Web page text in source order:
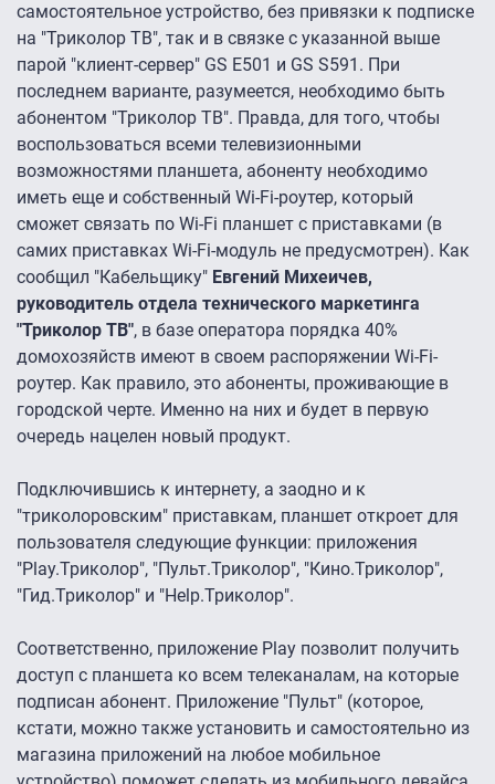
самостоятельное устройство, без привязки к подписке
на "Триколор ТВ", так и в связке с указанной выше
парой "клиент-сервер" GS E501 и GS S591. При
последнем варианте, разумеется, необходимо быть
абонентом "Триколор ТВ". Правда, для того, чтобы
воспользоваться всеми телевизионными
возможностями планшета, абоненту необходимо
иметь еще и собственный Wi-Fi-роутер, который
сможет связать по Wi-Fi планшет с приставками (в
самих приставках Wi-Fi-модуль не предусмотрен). Как
сообщил "Кабельщику" Евгений Михеичев,
руководитель отдела технического маркетинга
"Триколор ТВ", в базе оператора порядка 40%
домохозяйств имеют в своем распоряжении Wi-Fi-
роутер. Как правило, это абоненты, проживающие в
городской черте. Именно на них и будет в первую
очередь нацелен новый продукт.
Подключившись к интернету, а заодно и к
"триколоровским" приставкам, планшет откроет для
пользователя следующие функции: приложения
"Play.Триколор", "Пульт.Триколор", "Кино.Триколор",
"Гид.Триколор" и "Help.Триколор".
Соответственно, приложение Play позволит получить
доступ с планшета ко всем телеканалам, на которые
подписан абонент. Приложение "Пульт" (которое,
кстати, можно также установить и самостоятельно из
магазина приложений на любое мобильное